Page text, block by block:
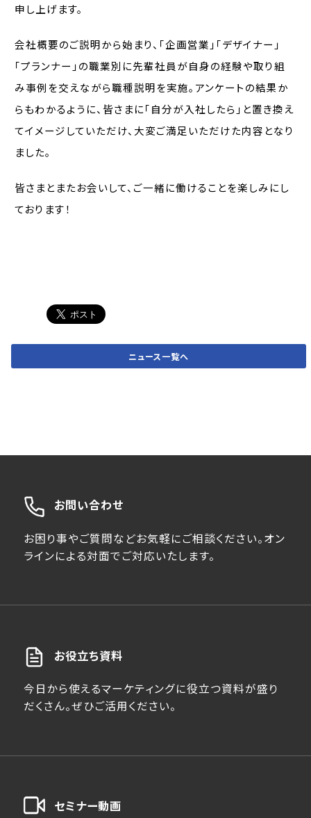
申し上げます。
会社概要のご説明から始まり、「企画営業」「デザイナー」
「プランナー」の職業別に先輩社員が自身の経験や取り組
み事例を交えながら職種説明を実施。アンケートの結果か
らもわかるように、皆さまに「自分が入社したら」と置き換え
てイメージしていただけ、大変ご満足いただけた内容となり
ました。
皆さまとまたお会いして、ご一緒に働けることを楽しみにし
ております！
ニュース一覧へ
お問い合わせ
お困り事やご質問などお気軽にご相談ください。オン
ラインによる対面でご対応いたします。
お役立ち資料
今日から使えるマーケティングに役立つ資料が盛り
だくさん。ぜひご活用ください。
セミナー動画